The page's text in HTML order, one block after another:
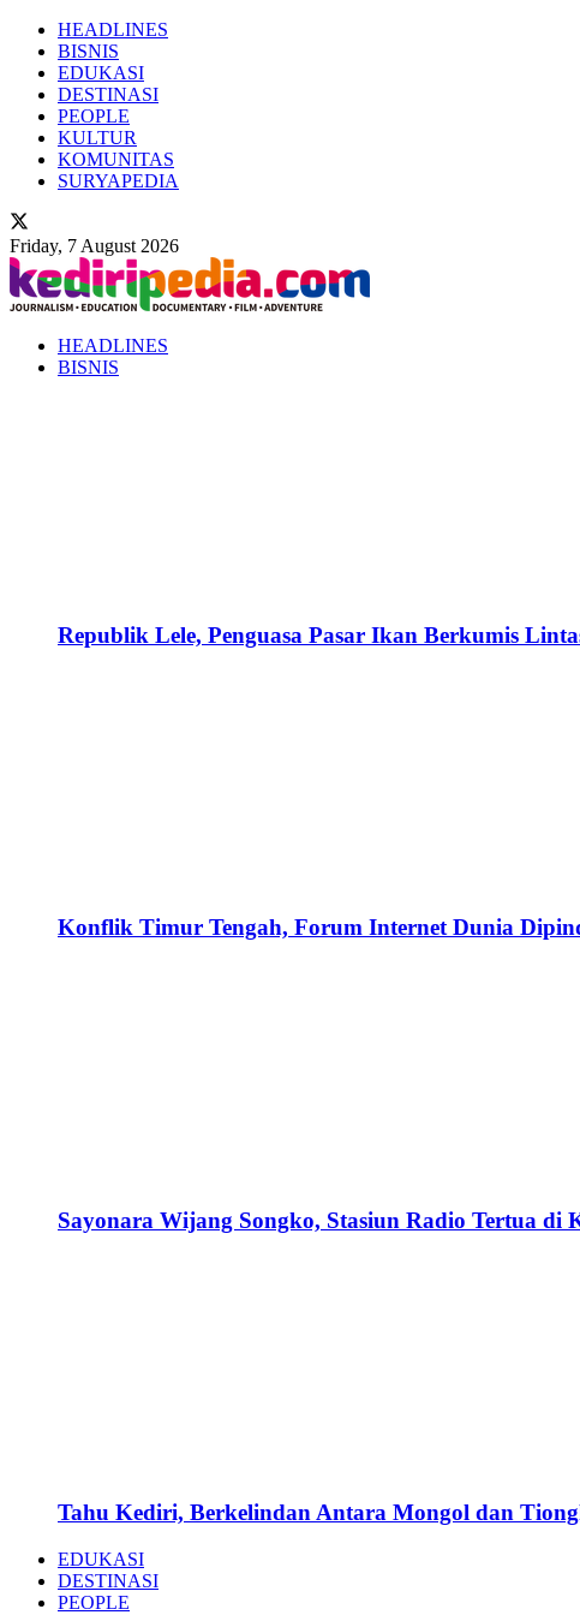
HEADLINES
BISNIS
EDUKASI
DESTINASI
PEOPLE
KULTUR
KOMUNITAS
SURYAPEDIA
Friday, 7 August 2026
HEADLINES
BISNIS
Republik Lele, Penguasa Pasar Ikan Berkumis
Konflik Timur Tengah, Forum Internet Dunia
Sayonara Wijang Songko, Stasiun Radio Tertua di
Tahu Kediri, Berkelindan Antara Mongol dan
EDUKASI
DESTINASI
PEOPLE